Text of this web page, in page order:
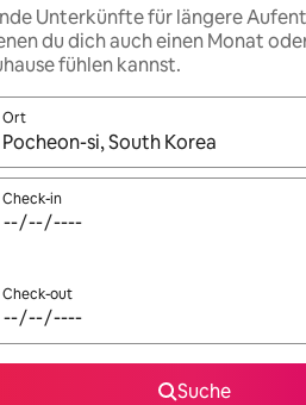
Unterkünfte für längere
du dich auch einen Monat
fühlen kannst.
Ort
Wenn Ergebnisse verfügbar sind,
Check-in
Check-out
Suche